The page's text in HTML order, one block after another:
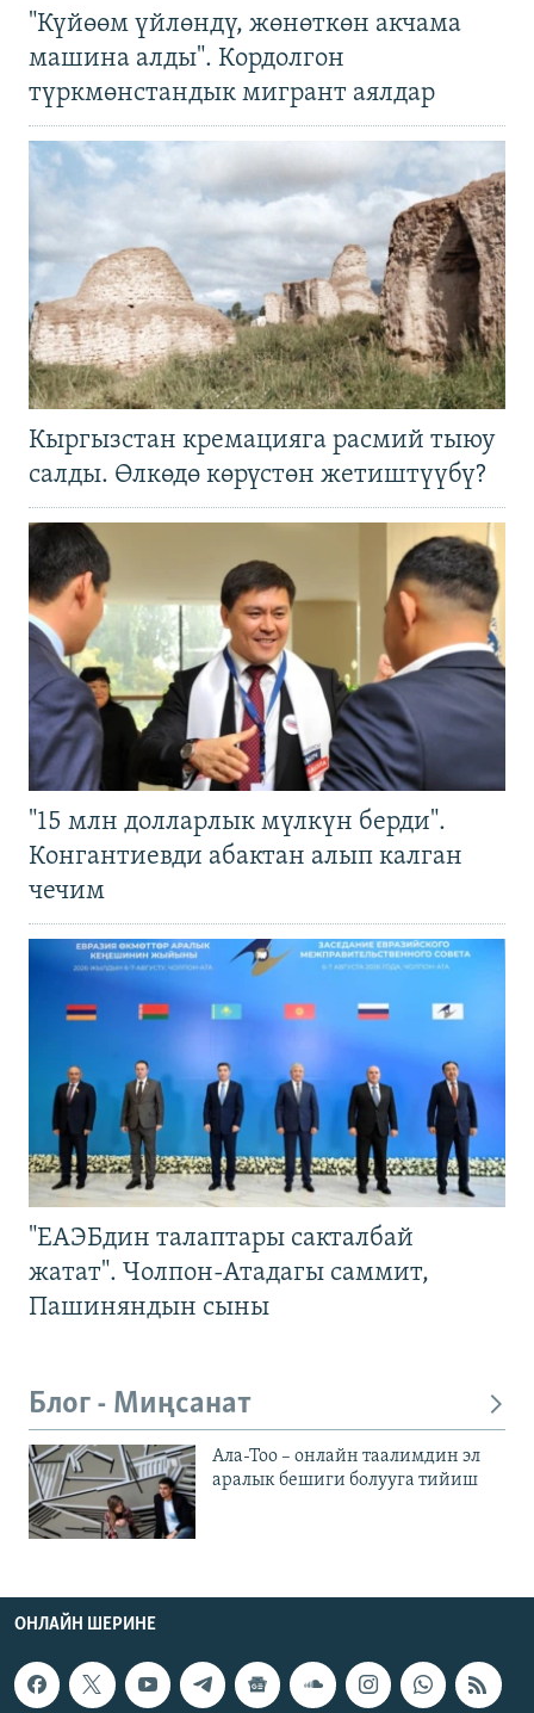
"Күйөөм үйлөндү, жөнөткөн акчама
машина алды". Кордолгон
түркмөнстандык мигрант аялдар
Кыргызстан кремацияга расмий тыюу
салды. Өлкөдө көрүстөн жетиштүүбү?
"15 млн долларлык мүлкүн берди".
Конгантиевди абактан алып калган
чечим
"ЕАЭБдин талаптары сакталбай
жатат". Чолпон-Атадагы саммит,
Пашиняндын сыны
Блог - Миңсанат
Ала-Тоо – онлайн таалимдин эл
аралык бешиги болууга тийиш
ОНЛАЙН ШЕРИНЕ